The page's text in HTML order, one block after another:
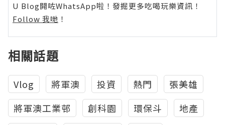
U Blog開咗WhatsApp啦！發掘更多吃喝玩樂資訊！
Follow 我哋 ！
相關話題
Vlog 將軍澳 投資 熱門
張美雄
將軍澳工業邨
創科園 環保斗
地產